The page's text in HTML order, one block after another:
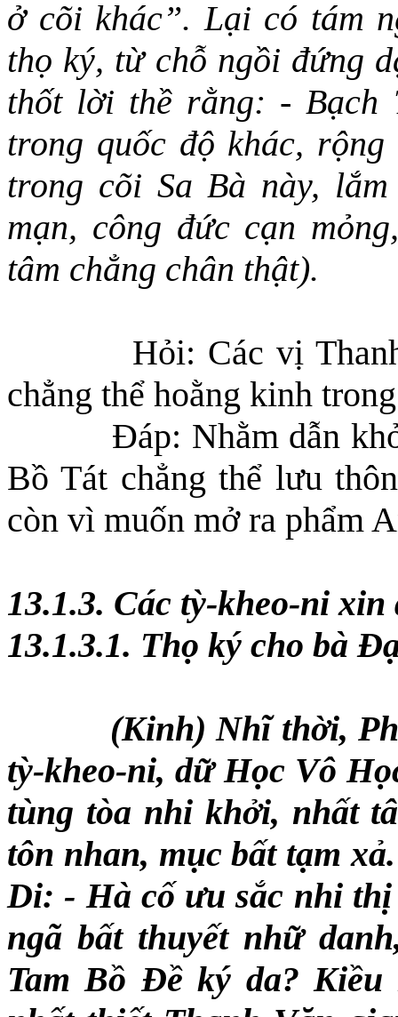
ở cõi khác”. Lại có tám
thọ ký, từ chỗ ngồi đứng
thốt lời thề rằng: - Bạch
trong quốc độ khác, rộng
trong cõi Sa Bà này,
mạn, công đức cạn
tâm chẳng chân thật).
Hỏi: Các vị
chẳng thể hoằng kinh
Đáp: Nhằm dẫn
Bồ Tát chẳng thể lưu
còn vì muốn mở ra phẩm
13.1.3. Các tỳ-kheo-ni
13.1.3.1. Thọ ký cho bà
(Kinh) Nhĩ thời,
tỳ-kheo-ni, dữ Học Vô
tùng tòa nhi khởi, nhất
tôn nhan, mục bất tạm
Di: - Hà cố ưu sắc nhi
ngã bất thuyết nhữ
Tam Bồ Đề ký da?